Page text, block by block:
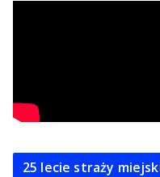
25 lecie straży